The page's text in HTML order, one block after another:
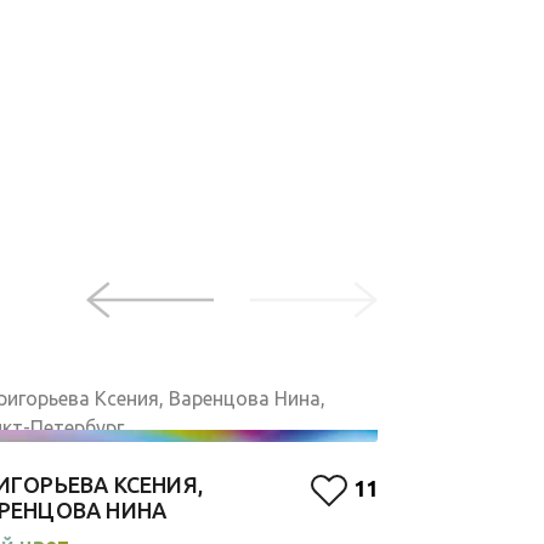
КСЕНИЯ,
НИНА
11